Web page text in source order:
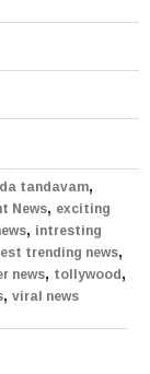
tandavam,
News, exciting
, intresting
trending news,
news, tollywood,
, viral news